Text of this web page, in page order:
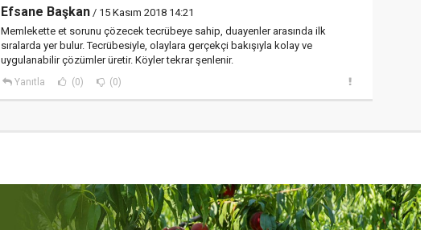
Efsane Başkan / 15 Kasım 2018 14:21
Memlekette et sorunu çözecek tecrübeye sahip, duayenler arasında ilk
sıralarda yer bulur. Tecrübesiyle, olaylara gerçekçi bakışıyla kolay ve
uygulanabilir çözümler üretir. Köyler tekrar şenlenir.
Yanıtla (0) (0)